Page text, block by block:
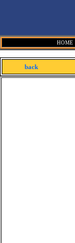
HOME
back